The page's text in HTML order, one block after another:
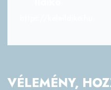
VÉLEMÉNY,